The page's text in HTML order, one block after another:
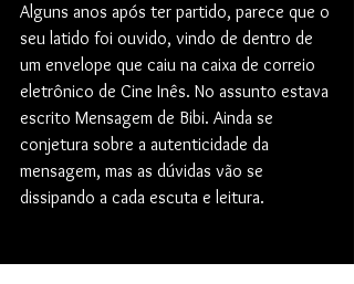
Alguns anos após ter partido, parece que o
seu latido foi ouvido, vindo de dentro de
um envelope que caiu na caixa de correio
eletrônico de Cine Inês. No assunto estava
escrito Mensagem de Bibi. Ainda se
conjetura sobre a autenticidade da
mensagem, mas as dúvidas vão se
dissipando a cada escuta e leitura.